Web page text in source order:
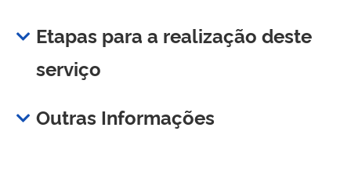
Etapas para a realização deste
serviço
Outras Informações